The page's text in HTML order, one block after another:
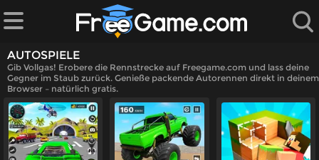
AUTOSPIELE
Gib Vollgas! Erobere die Rennstrecke auf Freegame.com und lass deine
Gegner im Staub zurück. Genieße packende Autorennen direkt in deinem
Browser – natürlich gratis.